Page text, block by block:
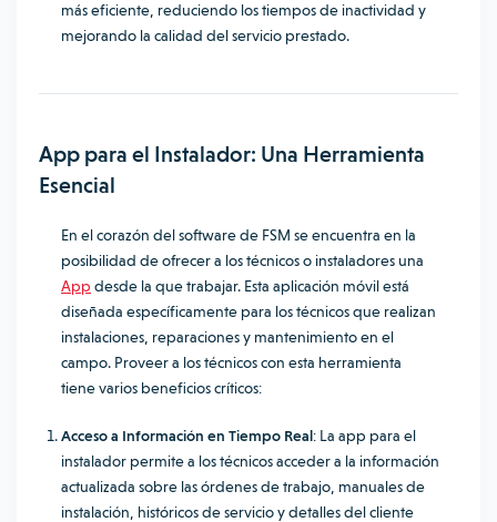
más eficiente, reduciendo los tiempos de inactividad y
mejorando la calidad del servicio prestado.
App para el Instalador: Una Herramienta
Esencial
En el corazón del software de FSM se encuentra en la
posibilidad de ofrecer a los técnicos o instaladores una
App desde la que trabajar. Esta aplicación móvil está
diseñada específicamente para los técnicos que realizan
instalaciones, reparaciones y mantenimiento en el
campo. Proveer a los técnicos con esta herramienta
tiene varios beneficios críticos:
Acceso a Información en Tiempo Real: La app para el
instalador permite a los técnicos acceder a la información
actualizada sobre las órdenes de trabajo, manuales de
instalación, históricos de servicio y detalles del cliente